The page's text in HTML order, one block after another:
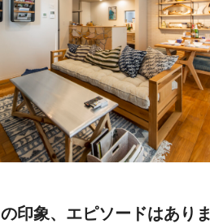
印象、エピソードはあり